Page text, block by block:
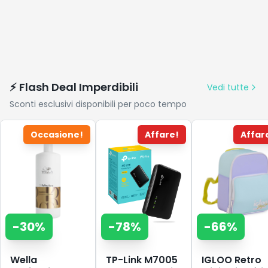
⚡ Flash Deal Imperdibili
Vedi tutte
Sconti esclusivi disponibili per poco tempo
Occasione!
-30%
Wella
Affare!
-78%
TP-Link M7005
-66%
IGLOO Retro